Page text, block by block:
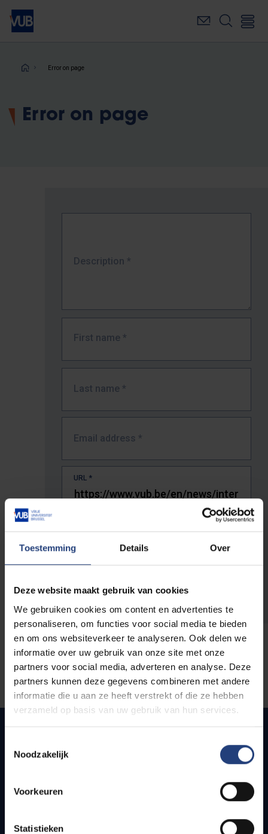
Toestemming Details Over
Deze website maakt gebruik van cookies
We gebruiken cookies om content en advertenties te
personaliseren, om functies voor social media te bieden
en om ons websiteverkeer te analyseren. Ook delen we
informatie over uw gebruik van onze site met onze
partners voor social media, adverteren en analyse. Deze
partners kunnen deze gegevens combineren met andere
informatie die u aan ze heeft verstrekt of die ze hebben
verzameld op basis van uw gebruik van hun services.
Noodzakelijk
Voorkeuren
Statistieken
Skip
main
Breadcrumb
Error on page
Error on page
Description *
First name *
Last name *
Email address *
URL *
The full URL of the page where you encountered the error.
Quick links
How to get to the VUB campuses